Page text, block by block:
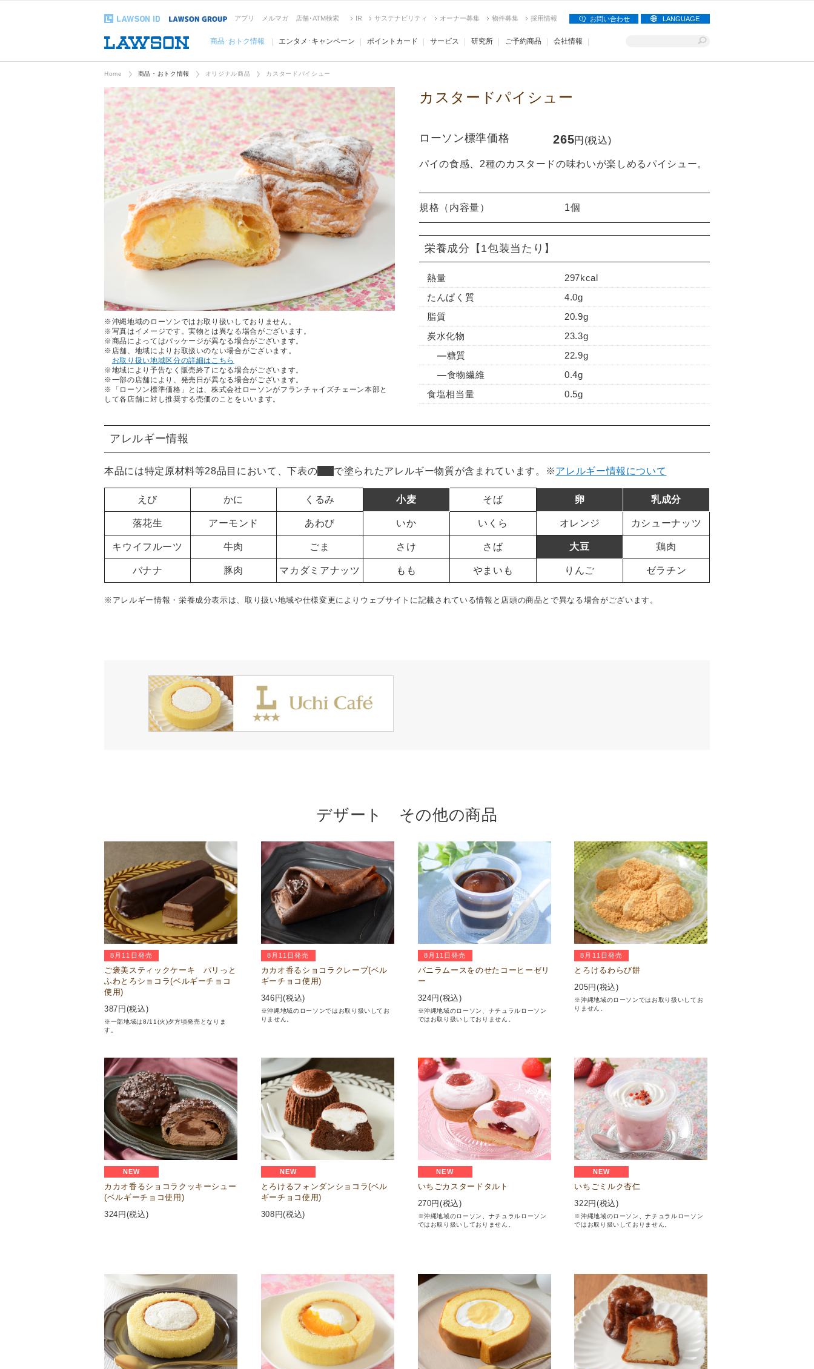
アプリ メルマガ 店舗･ATM検索 IR サステナビリティ オーナー募集 物件募集 採用情報 お問い合わせ LANGUAGE
商品･おトク情報 エンタメ･キャンペーン ポイントカード サービス 研究所 ご予約商品 会社情報
Home 商品・おトク情報 オリジナル商品 カスタードパイシュー
※沖縄地域のローソンではお取り扱いしておりません。
※写真はイメージです。実物とは異なる場合がございます。
※商品によってはパッケージが異なる場合がございます。
※店舗、地域によりお取扱いのない場合がございます。
お取り扱い地域区分の詳細はこちら
※地域により予告なく販売終了になる場合がございます。
※一部の店舗により、発売日が異なる場合がございます。
※「ローソン標準価格」とは、株式会社ローソンがフランチャイズチェーン本部と
して各店舗に対し推奨する売価のことをいいます。
カスタードパイシュー
ローソン標準価格 265円(税込)
パイの食感、2種のカスタードの味わいが楽しめるパイシュー。
規格（内容量） 1個
栄養成分 【1包装当たり】
熱量
297kcal
たんぱく質
4.0g
脂質
20.9g
炭水化物
23.3g
糖質
22.9g
食物繊維
0.4g
食塩相当量
0.5g
アレルギー情報
本品には特定原材料等28品目において、下表の で塗られたアレルギー物質が含まれています。 ※アレルギー情報について
えび かに くるみ 小麦 そば 卵 乳成分
落花生 アーモンド あわび いか いくら オレンジ カシューナッツ
キウイフルーツ 牛肉 ごま さけ さば 大豆 鶏肉
バナナ 豚肉 マカダミアナッツ もも やまいも りんご ゼラチン
※アレルギー情報・栄養成分表示は、取り扱い地域や仕様変更によりウェブサイトに記載されている情報と店頭の商品とで異なる場合がございます。
デザート その他の商品
8月11日発売
ご褒美スティックケーキ パリっと
ふわとろショコラ(ベルギーチョコ
使用)
387 円(税込)
※一部地域は8/11(火)夕方頃発売となりま
す。
8月11日発売
カカオ香るショコラクレープ(ベル
ギーチョコ使用)
346 円(税込)
※沖縄地域のローソンではお取り扱いしてお
りません。
8月11日発売
バニラムースをのせたコーヒーゼリ
ー
324円(税込)
※沖縄地域のローソン、ナチュラルローソン
ではお取り扱いしておりません。
8月11日発売
とろけるわらび餅
205円(税込)
※沖縄地域のローソンではお取り扱いしてお
りません。
NEW
カカオ香るショコラクッキーシュー
(ベルギーチョコ使用)
324 円(税込)
NEW
とろけるフォンダンショコラ(ベル
ギーチョコ使用)
308 円(税込)
NEW
いちごカスタードタルト
270円(税込)
※沖縄地域のローソン、ナチュラルローソン
ではお取り扱いしておりません。
NEW
いちごミルク杏仁
322円(税込)
※沖縄地域のローソン、ナチュラルローソン
ではお取り扱いしておりません。